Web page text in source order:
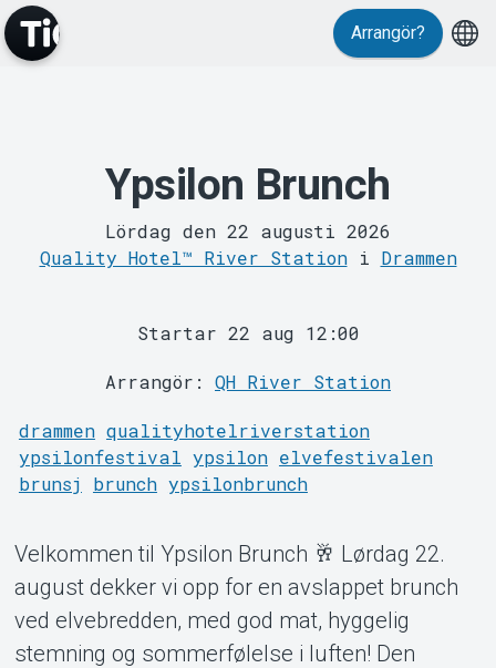
MyTickster
Om Tickster
Arrangör?
Ypsilon Brunch
Lördag den 22 augusti 2026
Quality Hotel™ River Stationi Drammen
Startar 22 aug 12:00
Arrangör: QH River Station
drammen qualityhotelriverstation
ypsilonfestival ypsilon elvefestivalen
brunsj
brunch ypsilonbrunch
Velkommen til Ypsilon Brunch 🥂 Lørdag 22.
august dekker vi opp for en avslappet brunch
ved elvebredden, med god mat, hyggelig
stemning og sommerfølelse i luften! Den